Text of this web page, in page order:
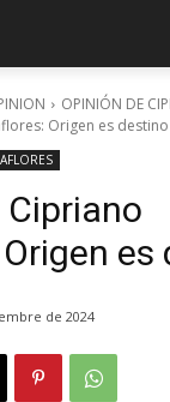
OPINIÓN DE
Origen es destino
Cipriano
es
de 2024